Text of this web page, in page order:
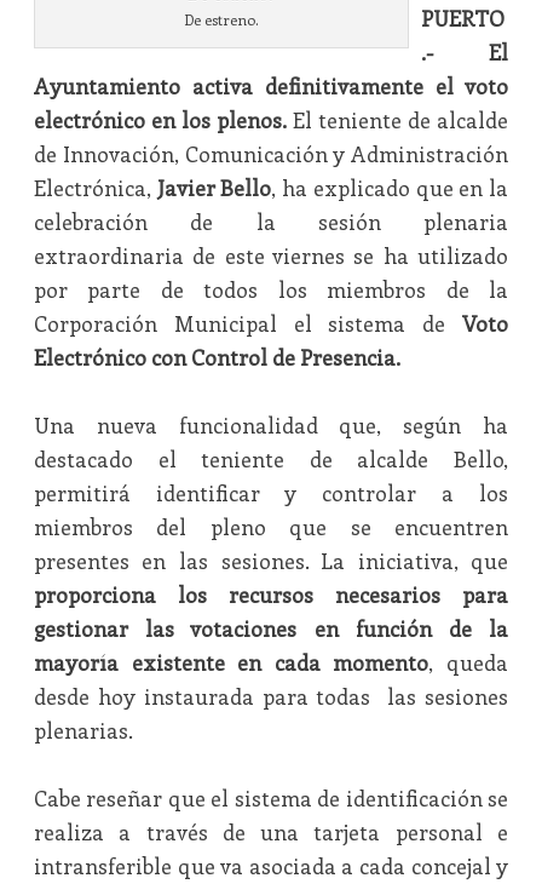
De estreno.
PUERTO
.- El
Ayuntamiento activa definitivamente el voto
electrónico en los plenos. El teniente de alcalde
de Innovación, Comunicación y Administración
Electrónica, Javier Bello, ha explicado que en la
celebración de la sesión plenaria
extraordinaria de este viernes se ha utilizado
por parte de todos los miembros de la
Corporación Municipal el sistema deVoto
Electrónico con Control de Presencia.
Una nueva funcionalidad que, según ha
destacado el teniente de alcalde Bello,
permitirá identificar y controlar a los
miembros del pleno que se encuentren
presentes en las sesiones. La iniciativa, que
proporciona los recursos necesarios para
gestionar las votaciones en función de la
mayoría existente en cada momento, queda
desde hoy instaurada para todas las sesiones
plenarias.
Cabe reseñar que el sistema de identificación se
realiza a través de una tarjeta personal e
intransferible que va asociada a cada concejal y